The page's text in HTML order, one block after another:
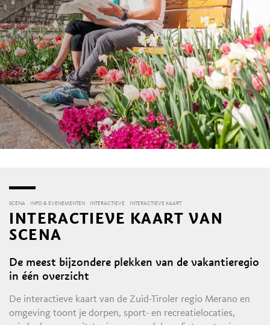
SCENA INFO & EVENEMENTEN INTERACTIEVE INTERACTIEVE KAART
INTERACTIEVE KAART VAN
SCENA
De meest bijzondere plekken van de vakantieregio
in één overzicht
De interactieve kaart van de Zuid-Tiroler regio Merano en
omgeving toont je dorpen, sport- en recreatielocaties,